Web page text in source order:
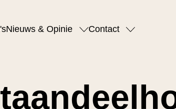
Nieuws & Opinie Contact